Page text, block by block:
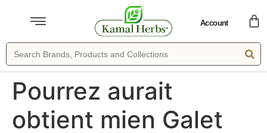
Account
Pourrez aurait
obtient mien Galet